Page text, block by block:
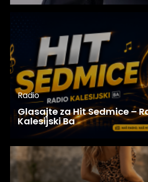
Radio
Glasajte za Hit Sedmice –
Kalesijski Ba